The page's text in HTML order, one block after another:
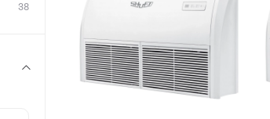
38